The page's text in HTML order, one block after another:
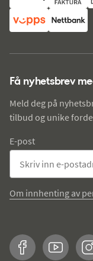
Få nyhetsbrev
Meld deg på
tilbud og unike
E-post
Om innhenting av
FacebookYouTube